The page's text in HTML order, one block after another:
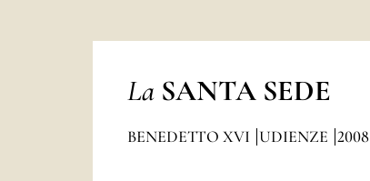
La SANTA SEDE
BENEDETTO XVI UDIENZE 2008